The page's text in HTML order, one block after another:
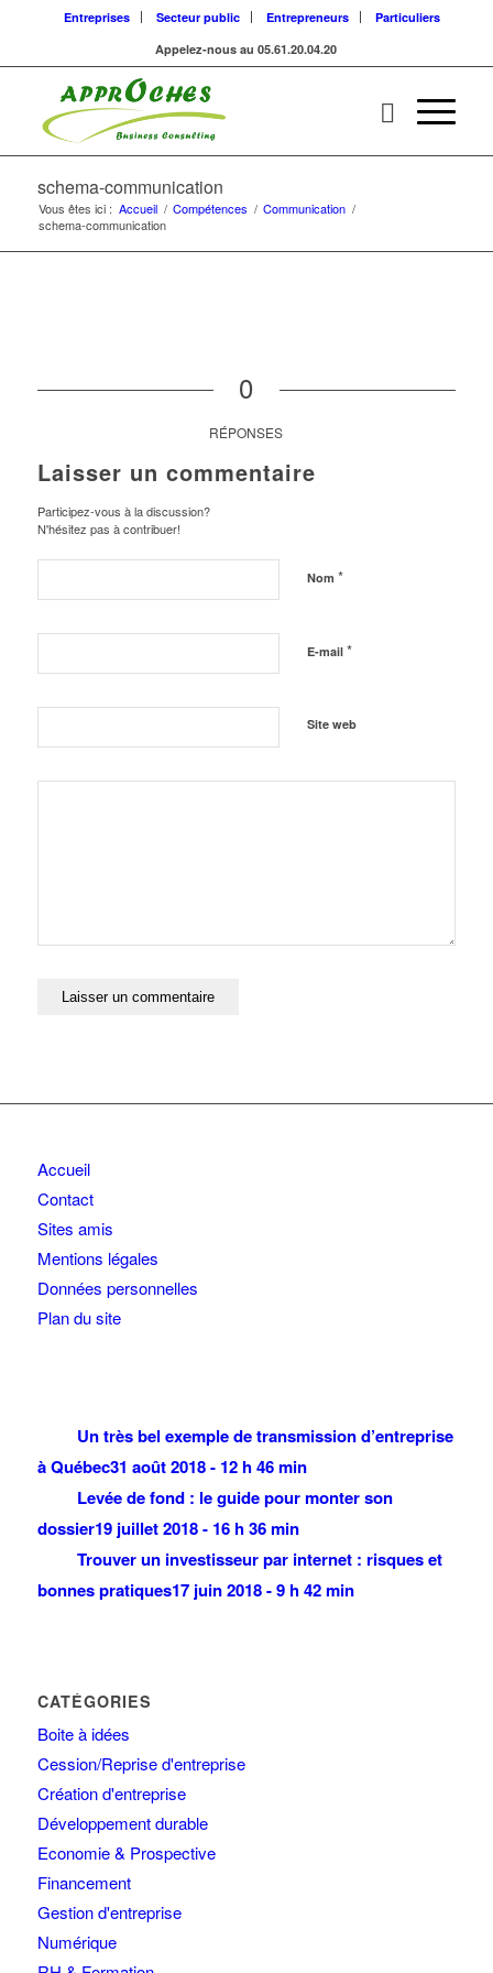
Entreprises Secteur public Entrepreneurs
Particuliers
Appelez-nous au 05.61.20.04.20
schema-communication
Vous êtes ici : Accueil / Compétences / Communication /
schema-communication
0
RÉPONSES
Laisser un commentaire
Participez-vous à la discussion?
N'hésitez pas à contribuer!
Nom *
E-mail *
Site web
Accueil
Contact
Sites amis
Mentions légales
Données personnelles
Plan du site
Un très bel exemple de transmission d’entreprise
à Québec31 août 2018 - 12 h 46 min
Levée de fond : le guide pour monter son
dossier19 juillet 2018 - 16 h 36 min
Trouver un investisseur par internet : risques et
bonnes pratiques17 juin 2018 - 9 h 42 min
CATÉGORIES
Boite à idées
Cession/Reprise d'entreprise
Création d'entreprise
Développement durable
Economie & Prospective
Financement
Gestion d'entreprise
Numérique